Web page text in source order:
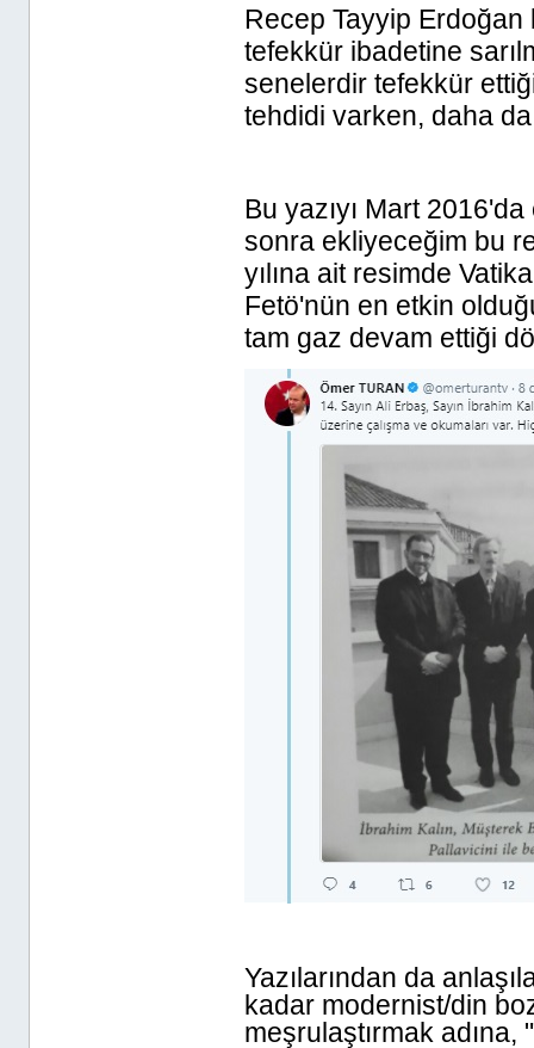
Recep Tayyip
tefekkür ibadetine
senelerdir tefekkür
tehdidi varken, daha
Bu yazıyı Mart
sonra ekliyeceğim bu
yılına ait resimde
Fetö'nün en etkin
tam gaz devam ettiği
Yazılarından da
kadar modernist/din
meşrulaştırmak